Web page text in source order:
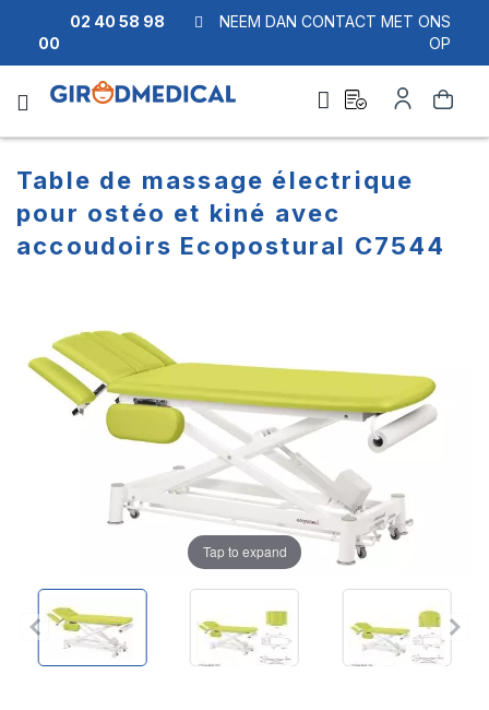
02 40 58 98
00
NEEM DAN CONTACT MET ONS
OP
Zoek
quote
Table de massage électrique
pour ostéo et kiné avec
accoudoirs Ecopostural C7544
einde
van
afbeeldingen-
begin
van
afbeeldingen-
Tap to expand